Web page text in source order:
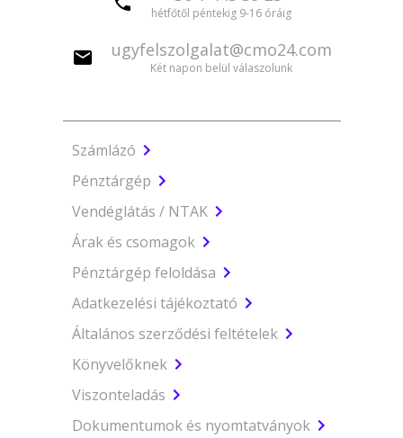
hétfőtől péntekig 9-16 óráig
ugyfelszolgalat@cmo24.com
Két napon belül válaszolunk
Számlázó
Pénztárgép
Vendéglátás / NTAK
Árak és csomagok
Pénztárgép feloldása
Adatkezelési tájékoztató
Általános szerződési feltételek
Könyvelőknek
Viszonteladás
Dokumentumok és nyomtatványok